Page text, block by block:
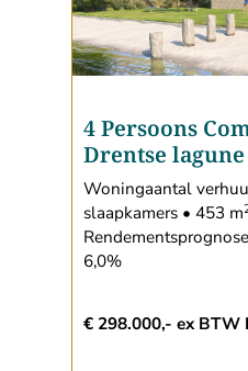
4 Persoons
Drentse lagune
Woningaantal
slaapkamers • 453 m
6,0%
€ 298.000,- ex BTW